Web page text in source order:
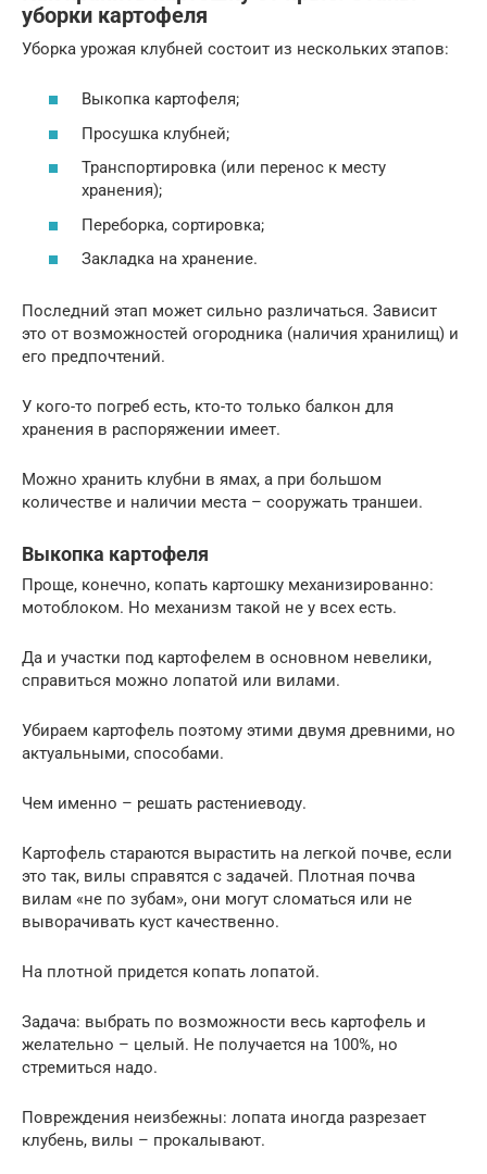
уборки картофеля
Уборка урожая клубней состоит из нескольких этапов:
Выкопка картофеля;
Просушка клубней;
Транспортировка (или перенос к месту
хранения);
Переборка, сортировка;
Закладка на хранение.
Последний этап может сильно различаться. Зависит
это от возможностей огородника (наличия хранилищ) и
его предпочтений.
У кого-то погреб есть, кто-то только балкон для
хранения в распоряжении имеет.
Можно хранить клубни в ямах, а при большом
количестве и наличии места – сооружать траншеи.
Выкопка картофеля
Проще, конечно, копать картошку механизированно:
мотоблоком. Но механизм такой не у всех есть.
Да и участки под картофелем в основном невелики,
справиться можно лопатой или вилами.
Убираем картофель поэтому этими двумя древними, но
актуальными, способами.
Чем именно – решать растениеводу.
Картофель стараются вырастить на легкой почве, если
это так, вилы справятся с задачей. Плотная почва
вилам «не по зубам», они могут сломаться или не
выворачивать куст качественно.
На плотной придется копать лопатой.
Задача: выбрать по возможности весь картофель и
желательно – целый. Не получается на 100%, но
стремиться надо.
Повреждения неизбежны: лопата иногда разрезает
клубень, вилы – прокалывают.